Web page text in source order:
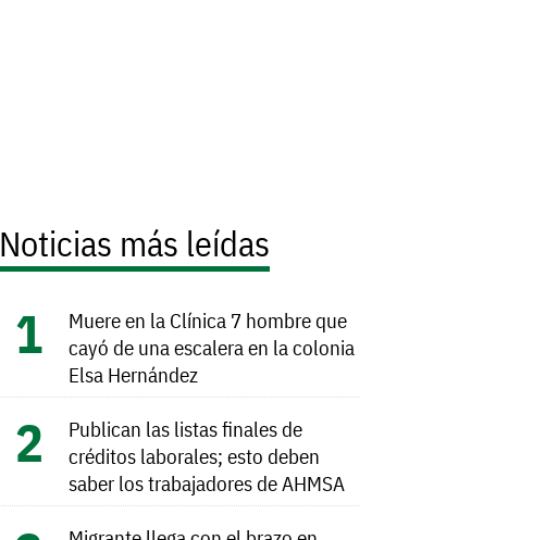
Noticias más leídas
Muere en la Clínica 7 hombre que
cayó de una escalera en la colonia
Elsa Hernández
Publican las listas finales de
créditos laborales; esto deben
saber los trabajadores de AHMSA